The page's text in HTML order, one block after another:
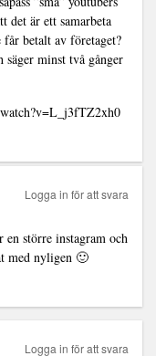
det är ett samarbeta
betalt av företaget?
minst två gånger
en större instagram och
med nyligen 🙂
Logga in för att svara
Logga in för att svara